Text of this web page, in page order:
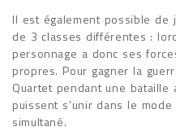
Il est également possible de
de 3 classes différentes :
personnage a donc ses
propres. Pour gagner la
Quartet pendant une bataille
puissent s'unir dans le
simultané.